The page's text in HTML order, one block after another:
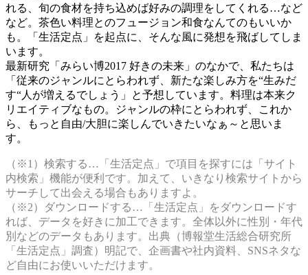
れる、旬の食材を持ち込めば好みの調理をしてくれる…など
など。茶色い料理とのフュージョン和食なんてのもいいか
も。「生活定点」を起点に、そんな風に発想を飛ばしてしま
います。
最新研究「みらい博2017 好きの未来」のなかで、私たちは
「従来のジャンルにとらわれず、新たな楽しみ方を“生みだ
す“人が増えるでしょう」と予想しています。料理は本来ク
リエイティブなもの。ジャンルの枠にとらわれず、これか
ら、もっと自由/大胆に楽しんでいきたいなぁ～と思いま
す。
（※1）検索する…「生活定点」で項目を探すには「サイト
内検索」機能が便利です。加えて、いきなり検索サイトから
サーチして出会える場合もありますよ。
（※2）ダウンロードする…「生活定点」をダウンロードす
れば、データを好きに加工できます。全体以外に性別・年代
別などのデータもあります。出典（博報堂生活総合研究所
「生活定点」調査）明記で、企画書や社内資料、SNSネタな
ど自由にお使いいただけます。